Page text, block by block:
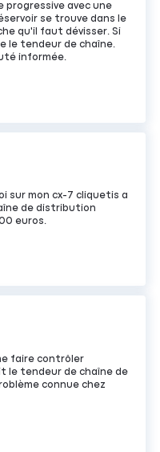
progressive avec une
se trouve dans le
qu'il faut dévisser. Si
le tendeur de chaîne.
informée.
sur mon cx-7 cliquetis a
de distribution
euros.
faire contrôler
le tendeur de chaîne de
connue chez